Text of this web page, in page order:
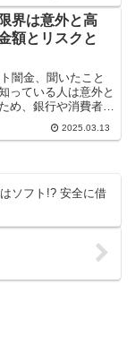
界は意外と高
額とリスクと
闇金、聞いたこと
っている人は意外と
め、銀行や消費者金
なときに...2025.03.13
ソフト!? 安全に借